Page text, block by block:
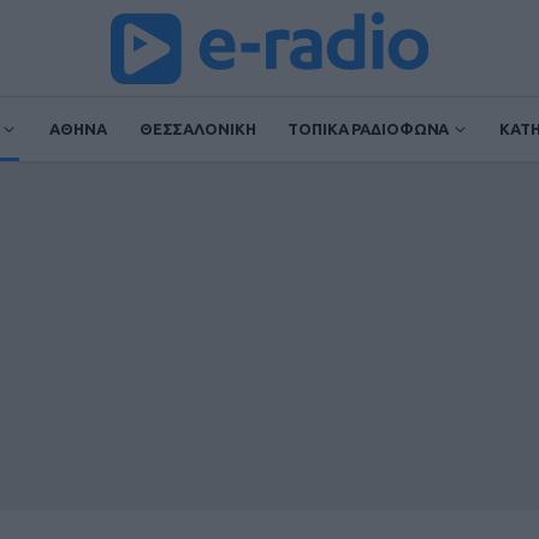
ΑΘΗΝΑ ΘΕΣΣΑΛΟΝΙΚΗ ΤΟΠΙΚΑ ΡΑΔΙΟΦΩΝΑ